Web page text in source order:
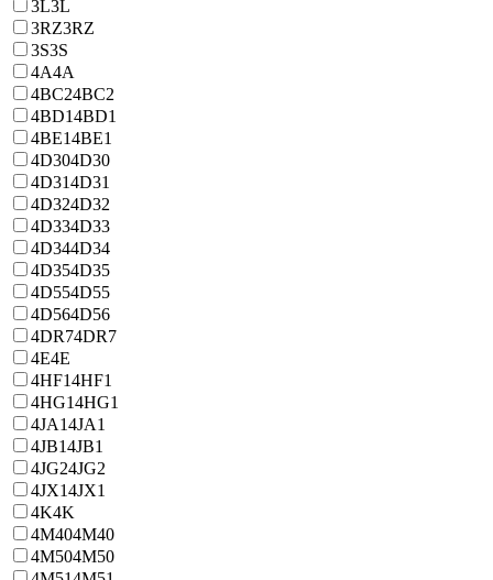
3L3L
3RZ3RZ
3S3S
4A4A
4BC24BC2
4BD14BD1
4BE14BE1
4D304D30
4D314D31
4D324D32
4D334D33
4D344D34
4D354D35
4D554D55
4D564D56
4DR74DR7
4E4E
4HF14HF1
4HG14HG1
4JA14JA1
4JB14JB1
4JG24JG2
4JX14JX1
4K4K
4M404M40
4M504M50